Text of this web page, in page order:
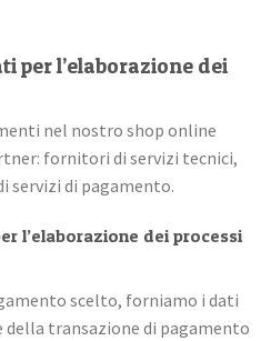
per l’elaborazione dei
nel nostro shop online
fornitori di servizi tecnici,
di pagamento.
l’elaborazione dei processi
scelto, forniamo i dati
della transazione di pagamento